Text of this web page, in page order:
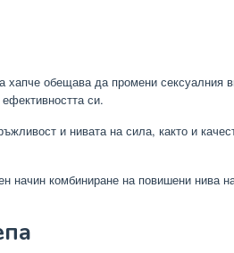
обещава да промени сексуалния
си.
и нивата на сила, както и
начин комбиниране на повишени нива